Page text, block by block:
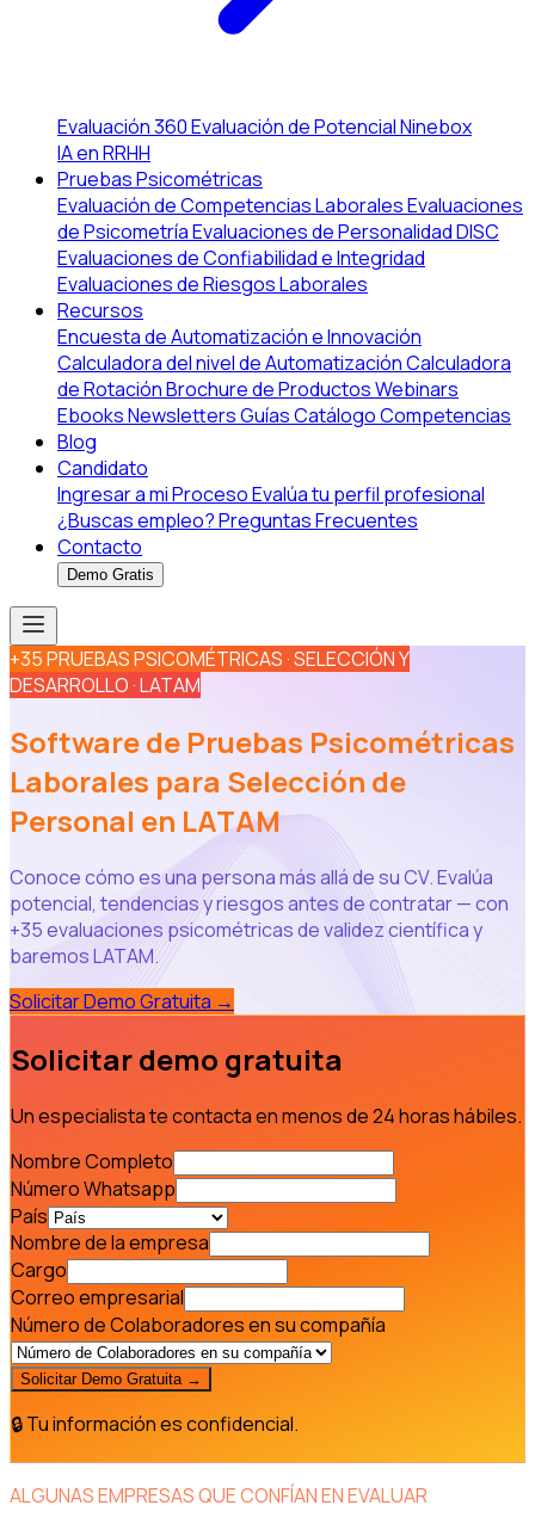
Evaluación 360Evaluación de PotencialNinebox
IA en RRHH
Pruebas Psicométricas
Evaluación de Competencias LaboralesEvaluaciones
de PsicometríaEvaluaciones de Personalidad DISC
Evaluaciones de Confiabilidad e Integridad
Evaluaciones de Riesgos Laborales
Recursos
Encuesta de Automatización e Innovación
Calculadora del nivel de AutomatizaciónCalculadora
de RotaciónBrochure de ProductosWebinars
EbooksNewslettersGuíasCatálogo Competencias
Blog
Candidato
Ingresar a mi ProcesoEvalúa tu perfil profesional
¿Buscas empleo?Preguntas Frecuentes
Contacto
Demo Gratis
+35 PRUEBAS PSICOMÉTRICAS · SELECCIÓN Y
DESARROLLO · LATAM
Software de Pruebas Psicométricas
Laborales para Selección de
Personal en LATAM
Conoce cómo es una persona más allá de su CV. Evalúa
potencial, tendencias y riesgos antes de contratar — con
+35 evaluaciones psicométricas de validez científica y
baremos LATAM.
Solicitar Demo Gratuita →
Solicitar demo gratuita
Un especialista te contacta en menos de 24 horas hábiles.
Nombre Completo
Número Whatsapp
País
Nombre de la empresa
Cargo
Correo empresarial
Número de Colaboradores en su compañía
Solicitar Demo Gratuita →
🔒 Tu información es confidencial.
ALGUNAS EMPRESAS QUE CONFÍAN EN EVALUAR